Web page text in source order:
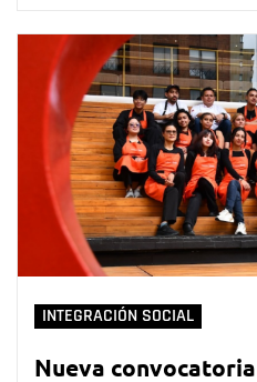
INTEGRACIÓN SOCIAL
Nueva